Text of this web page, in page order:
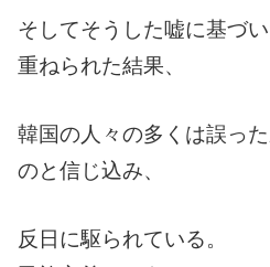
そしてそうした嘘に基づ
重ねられた結果、
韓国の人々の多くは誤っ
のと信じ込み、
反日に駆られている。